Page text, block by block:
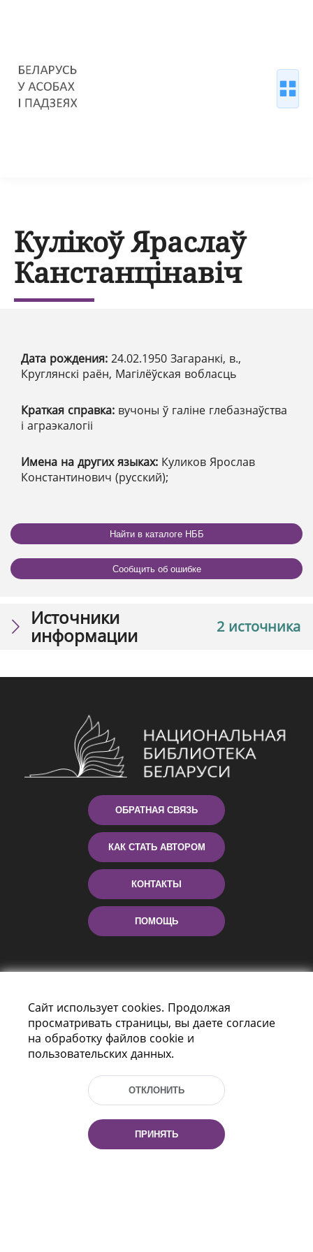
Кулікоў Яраслаў
Канстанцінавіч
Дата рождения: 24.02.1950 Загаранкі, в.,
Круглянскі раён, Магілёўская вобласць
Краткая справка: вучоны ў галіне глебазнаўства
і аграэкалогіі
Имена на других языках: Куликов Ярослав
Константинович (русский);
Найти в каталоге НББ
Сообщить об ошибке
2 источника
Источники
информации
ОБРАТНАЯ СВЯЗЬ
КАК СТАТЬ АВТОРОМ
КОНТАКТЫ
ПОМОЩЬ
Пр-т Независимости 116
Тел.: (+375 17) 368 37 37, Факс: (+375 17)
Эл. почта: inbox@nlb.by
Сайт использует cookies. Продолжая
просматривать страницы, вы даете согласие
на обработку файлов cookie и
пользовательских данных.
ОТКЛОНИТЬ
ПРИНЯТЬ